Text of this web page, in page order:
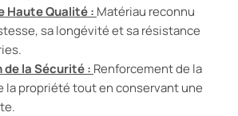
Haute Qualité : Matériau reconnu
sa longévité et sa résistance
la Sécurité : Renforcement de la
la propriété tout en conservant une